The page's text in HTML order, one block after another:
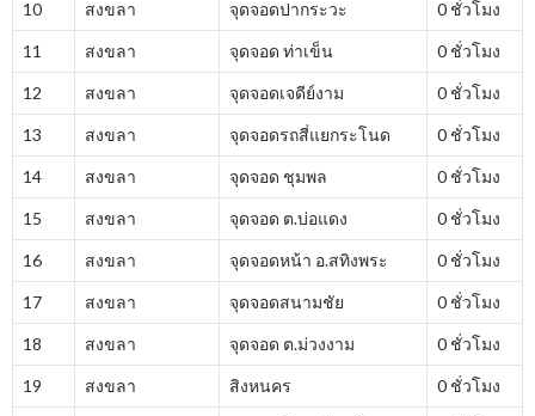
10 สงขลา จุดจอดปากระวะ 0 ชั่วโมง
11 สงขลา จุดจอด ท่าเข็น 0 ชั่วโมง
12 สงขลา จุดจอดเจดีย์งาม 0 ชั่วโมง
13 สงขลา จุดจอดรถสี่แยกระโนด 0 ชั่วโมง
14 สงขลา จุดจอด ชุมพล 0 ชั่วโมง
15 สงขลา จุดจอด ต.บ่อแดง 0 ชั่วโมง
16 สงขลา จุดจอดหน้า อ.สทิงพระ 0 ชั่วโมง
17 สงขลา จุดจอดสนามชัย 0 ชั่วโมง
18 สงขลา จุดจอด ต.ม่วงงาม 0 ชั่วโมง
19 สงขลา สิงหนคร 0 ชั่วโมง